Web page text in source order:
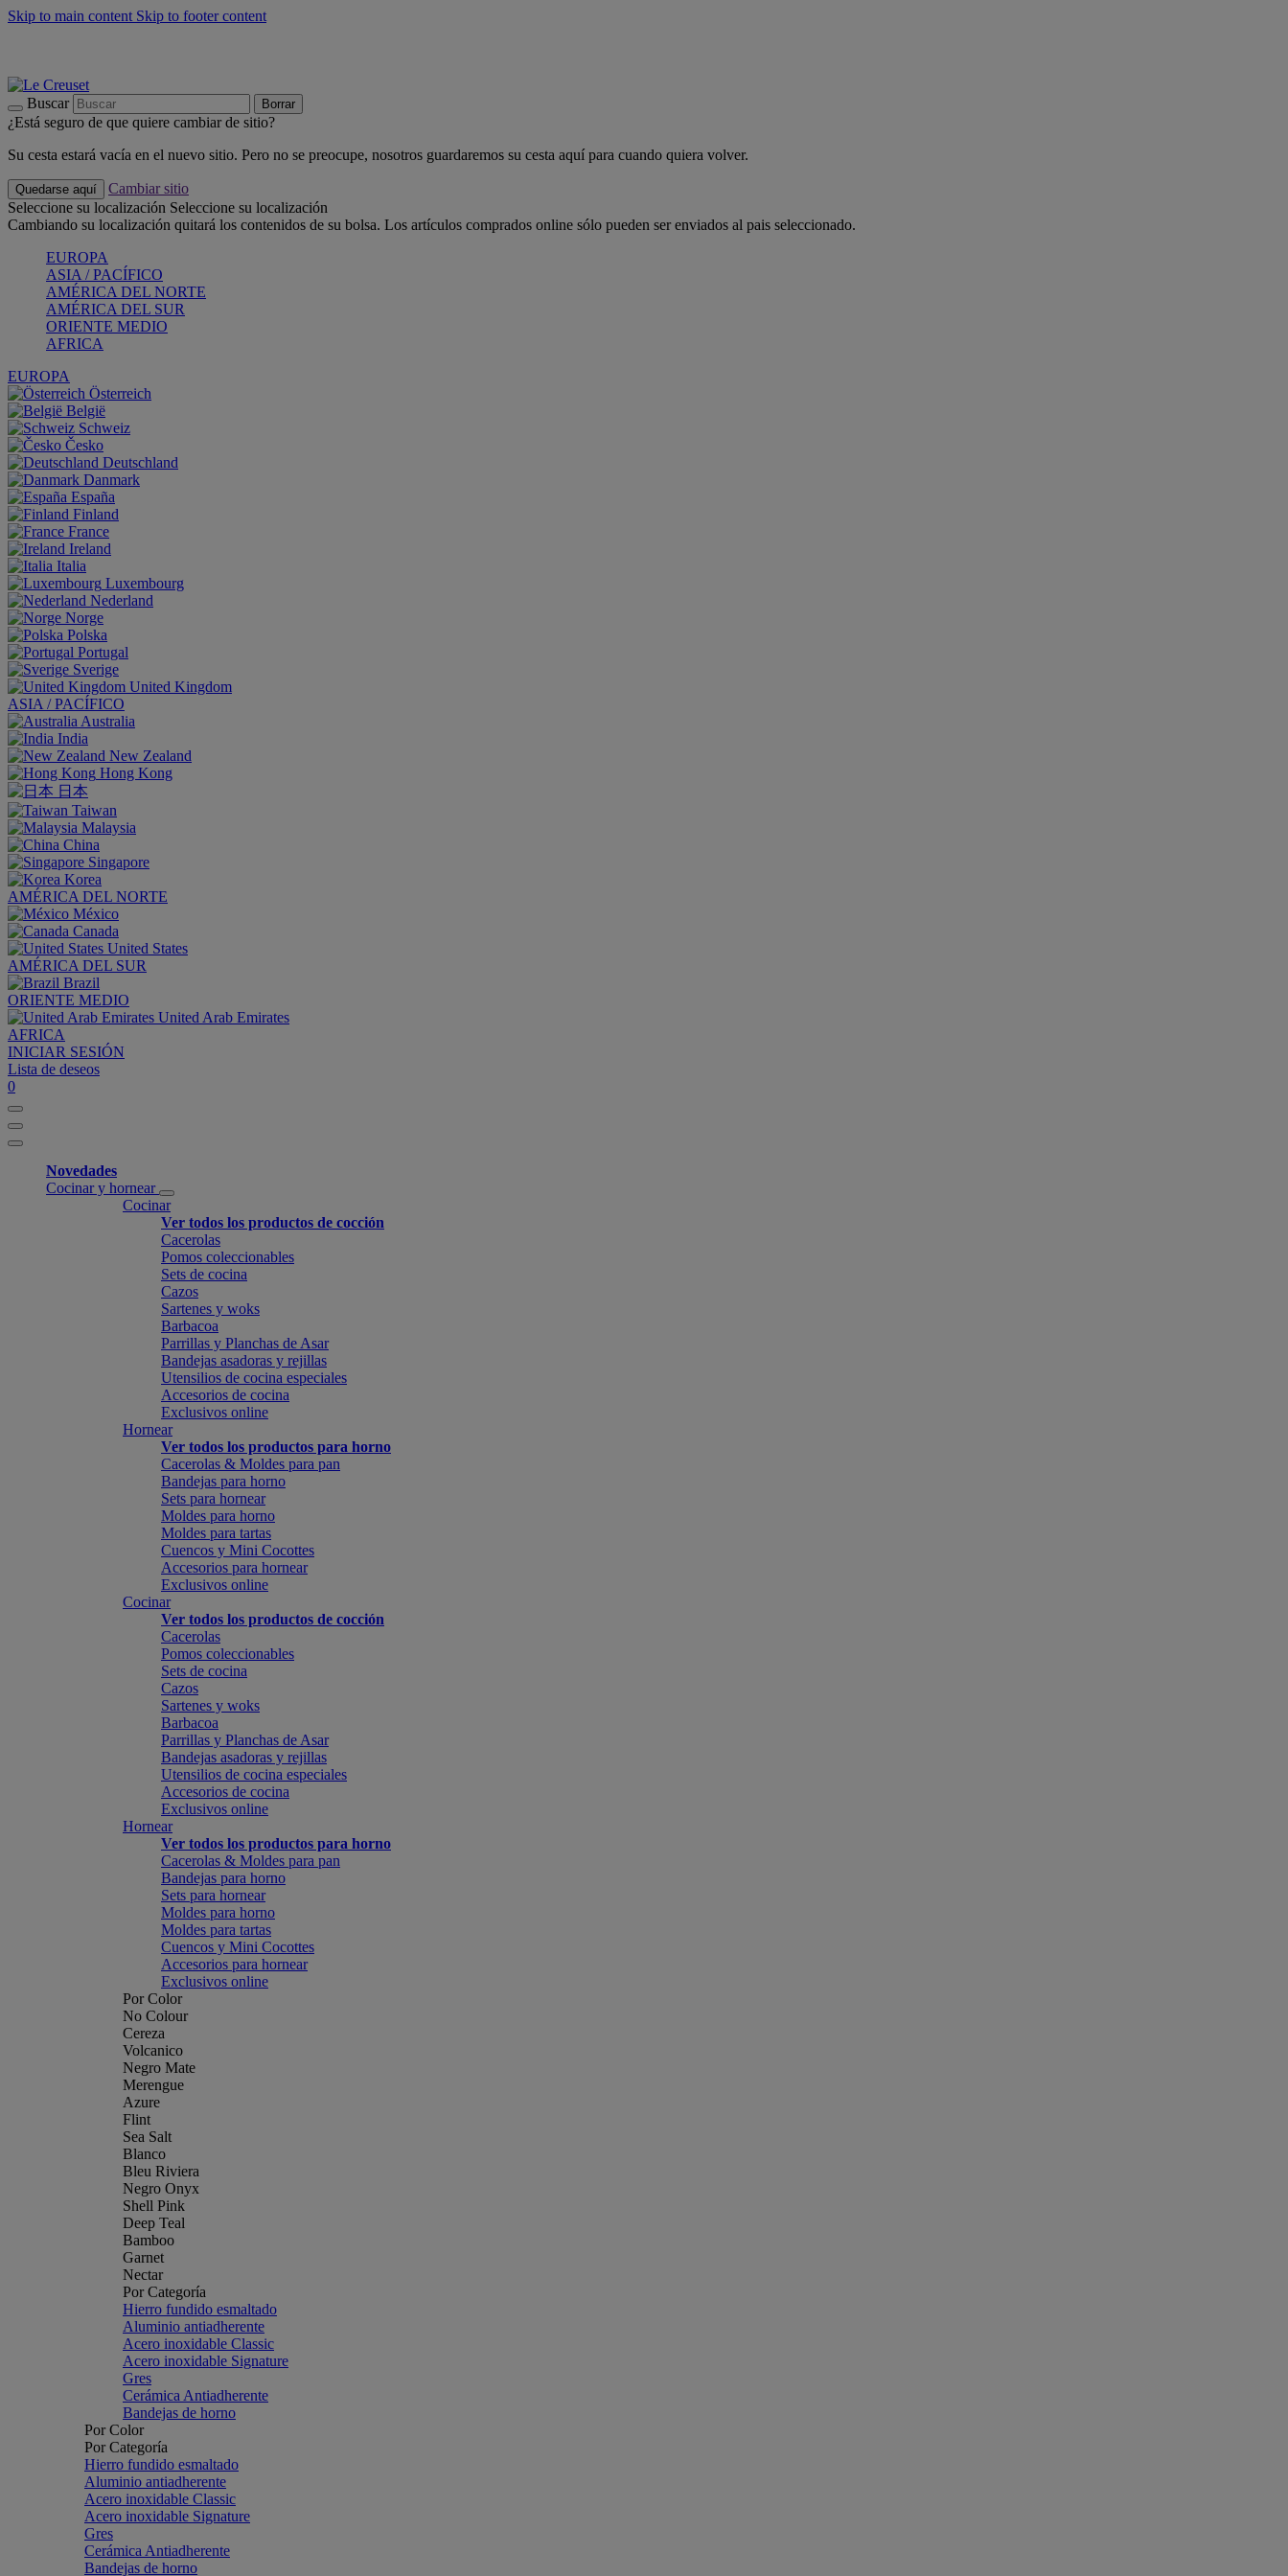
Skip to main content Skip to footer content
Buscar Borrar
¿Está seguro de que quiere cambiar de sitio?
Su cesta estará vacía en el nuevo sitio. Pero no se preocupe, nosotros guardaremos su cesta aquí para cuando quiera volver.
Quedarse aquí
Cambiar sitio
Seleccione su localización Seleccione su localización
Cambiando su localización quitará los contenidos de su bolsa. Los artículos comprados online sólo pueden ser enviados al pais seleccionado.
EUROPA
ASIA / PACÍFICO
AMÉRICA DEL NORTE
AMÉRICA DEL SUR
ORIENTE MEDIO
AFRICA
EUROPA
Österreich
België
Schweiz
Česko
Deutschland
Danmark
España
Finland
France
Ireland
Italia
Luxembourg
Nederland
Norge
Polska
Portugal
Sverige
United Kingdom
ASIA / PACÍFICO
Australia
India
New Zealand
Hong Kong
日本
Taiwan
Malaysia
China
Singapore
Korea
AMÉRICA DEL NORTE
México
Canada
United States
AMÉRICA DEL SUR
Brazil
ORIENTE MEDIO
United Arab Emirates
AFRICA
INICIAR SESIÓN
Lista de deseos
0
Novedades
Cocinar y hornear
Cocinar
Ver todos los productos de cocción
Cacerolas
Pomos coleccionables
Sets de cocina
Cazos
Sartenes y woks
Barbacoa
Parrillas y Planchas de Asar
Bandejas asadoras y rejillas
Utensilios de cocina especiales
Accesorios de cocina
Exclusivos online
Hornear
Ver todos los productos para horno
Cacerolas & Moldes para pan
Bandejas para horno
Sets para hornear
Moldes para horno
Moldes para tartas
Cuencos y Mini Cocottes
Accesorios para hornear
Exclusivos online
Cocinar
Ver todos los productos de cocción
Cacerolas
Pomos coleccionables
Sets de cocina
Cazos
Sartenes y woks
Barbacoa
Parrillas y Planchas de Asar
Bandejas asadoras y rejillas
Utensilios de cocina especiales
Accesorios de cocina
Exclusivos online
Hornear
Ver todos los productos para horno
Cacerolas & Moldes para pan
Bandejas para horno
Sets para hornear
Moldes para horno
Moldes para tartas
Cuencos y Mini Cocottes
Accesorios para hornear
Exclusivos online
Por Color
No Colour
Cereza
Volcanico
Negro Mate
Merengue
Azure
Flint
Sea Salt
Blanco
Bleu Riviera
Negro Onyx
Shell Pink
Deep Teal
Bamboo
Garnet
Nectar
Por Categoría
Hierro fundido esmaltado
Aluminio antiadherente
Acero inoxidable Classic
Acero inoxidable Signature
Gres
Cerámica Antiadherente
Bandejas de horno
Por Color
Por Categoría
Hierro fundido esmaltado
Aluminio antiadherente
Acero inoxidable Classic
Acero inoxidable Signature
Gres
Cerámica Antiadherente
Bandejas de horno